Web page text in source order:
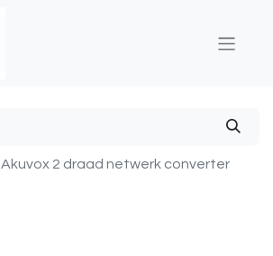
Akuvox 2 draad netwerk converter